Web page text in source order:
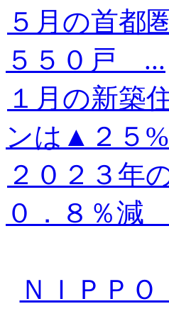
５月の首都
５５０戸 ...
１月の新築
ンは▲２５
２０２３年
０．８％減
ＮＩＰＰ